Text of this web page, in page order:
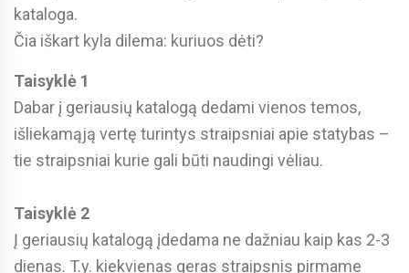
kataloga.
Čia iškart kyla dilema: kuriuos dėti?
Taisyklė 1
Dabar į geriausių katalogą dedami vienos temos,
išliekamąją vertę turintys straipsniai apie statybas –
tie straipsniai kurie gali būti naudingi vėliau.
Taisyklė 2
Į geriausių katalogą įdedama ne dažniau kaip kas 2-3
dienas. T.y. kiekvienas geras straipsnis pirmame